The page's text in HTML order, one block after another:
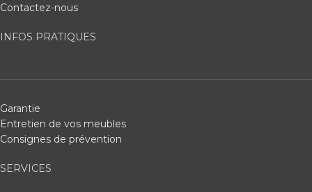
Contactez-nous
INFOS PRATIQUES
Garantie
Entretien de vos meubles
Consignes de prévention
SERVICES